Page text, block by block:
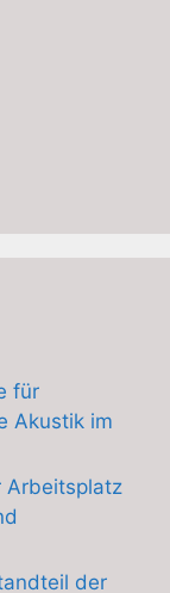
für
Akustik im
Arbeitsplatz
der